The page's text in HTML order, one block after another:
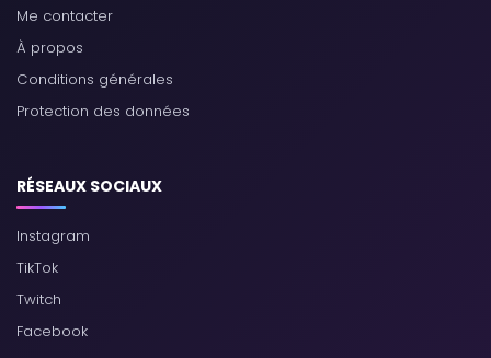
Me contacter
À propos
Conditions générales
Protection des données
RÉSEAUX SOCIAUX
Instagram
TikTok
Twitch
Facebook